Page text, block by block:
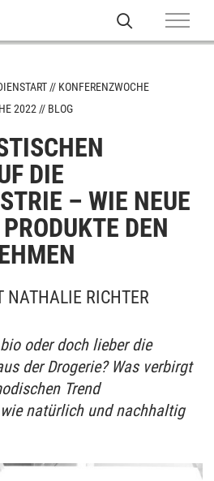
KONFERENZWOCHE
2022 BLOG
DIE
– WIE NEUE
DEN
NATHALIE RICHTER
oder doch lieber die
der Drogerie? Was verbirgt
Trend
natürlich und nachhaltig